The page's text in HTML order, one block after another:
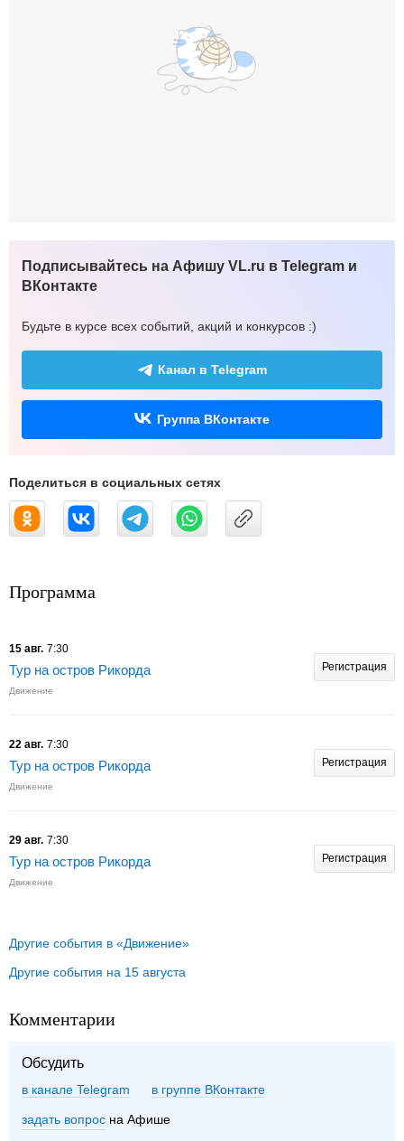
Подписывайтесь на Афишу VL.ru в Telegram и
ВКонтакте
Будьте в курсе всех событий, акций и конкурсов :)
Канал в Telegram
Группа ВКонтакте
Поделиться в социальных сетях
Программа
15 авг. 7:30
Тур на остров Рикорда
Движение
Регистрация
22 авг. 7:30
Тур на остров Рикорда
Движение
Регистрация
29 авг. 7:30
Тур на остров Рикорда
Движение
Регистрация
Другие события в «Движение»
Другие события на 15 августа
Комментарии
Обсудить
в канале Telegram группе ВКонтакте
задать вопрос на Афише